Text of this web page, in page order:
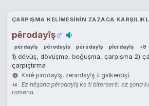
ÇARPIŞMA KELIMESININ ZAZACA
pêrodayîş
pêrdayîş pêrodayîs pêrûdayîş pîerdayîş +8
1) dövüş, dövüşme, boğuşma, çarpışma 2)
çarpıştırma
Karê pirodayîş, zerardayîş û galkerdişî.
Ez nêşona pêrodayîş ke ti biterserê; ez şona
ramena.